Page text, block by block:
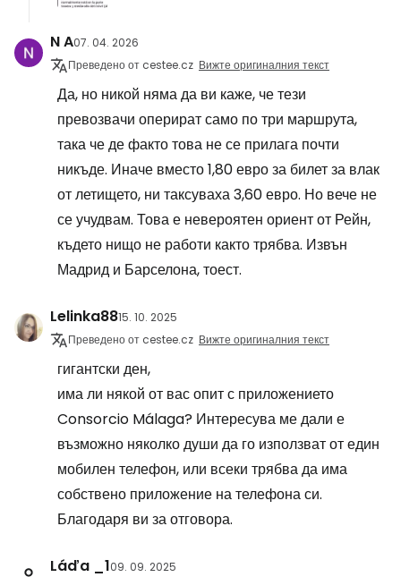
N A07. 04. 2026
Преведено от cestee.cz Вижте оригиналния текст
Да, но никой няма да ви каже, че тези
превозвачи оперират само по три маршрута,
така че де факто това не се прилага почти
никъде. Иначе вместо 1,80 евро за билет за влак
от летището, ни таксуваха 3,60 евро. Но вече не
се учудвам. Това е невероятен ориент от Рейн,
където нищо не работи както трябва. Извън
Мадрид и Барселона, тоест.
Lelinka8815. 10. 2025
Преведено от cestee.cz Вижте оригиналния текст
гигантски ден,
има ли някой от вас опит с приложението
Consorcio Málaga? Интересува ме дали е
възможно няколко души да го използват от един
мобилен телефон, или всеки трябва да има
собствено приложение на телефона си.
Благодаря ви за отговора.
Láďa _109. 09. 2025